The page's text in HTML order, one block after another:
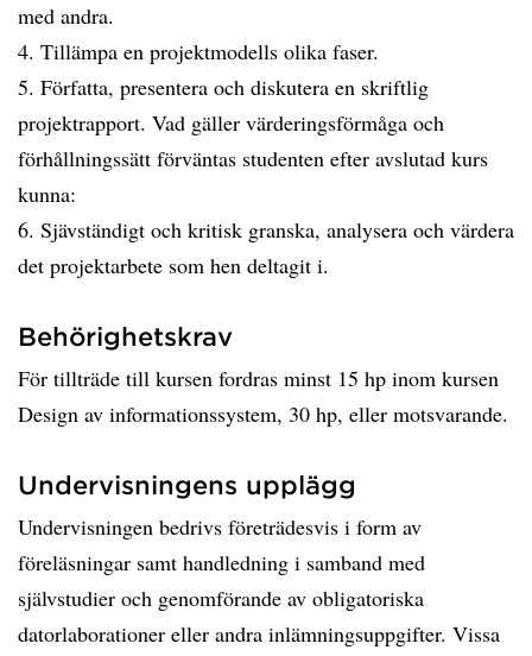
med andra.
4. Tillämpa en projektmodells olika faser.
5. Författa, presentera och diskutera en skriftlig
projektrapport. Vad gäller värderingsförmåga och
förhållningssätt förväntas studenten efter avslutad kurs
kunna:
6. Sjävständigt och kritisk granska, analysera och värdera
det projektarbete som hen deltagit i.
Behörighetskrav
För tillträde till kursen fordras minst 15 hp inom kursen
Design av informationssystem, 30 hp, eller motsvarande.
Undervisningens upplägg
Undervisningen bedrivs företrädesvis i form av
föreläsningar samt handledning i samband med
självstudier och genomförande av obligatoriska
datorlaborationer eller andra inlämningsuppgifter. Vissa